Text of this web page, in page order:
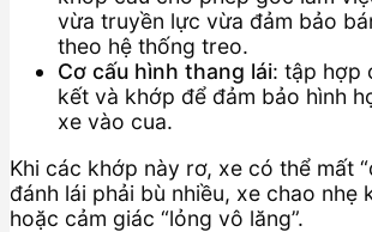
vừa truyền lực vừa đảm bảo
theo hệ thống treo.
Cơ cấu hình thang lái: tập hợp
kết và khớp để đảm bảo hình
xe vào cua.
Khi các khớp này rơ, xe có thể mất
đánh lái phải bù nhiều, xe chao nhẹ
hoặc cảm giác “lỏng vô lăng”.